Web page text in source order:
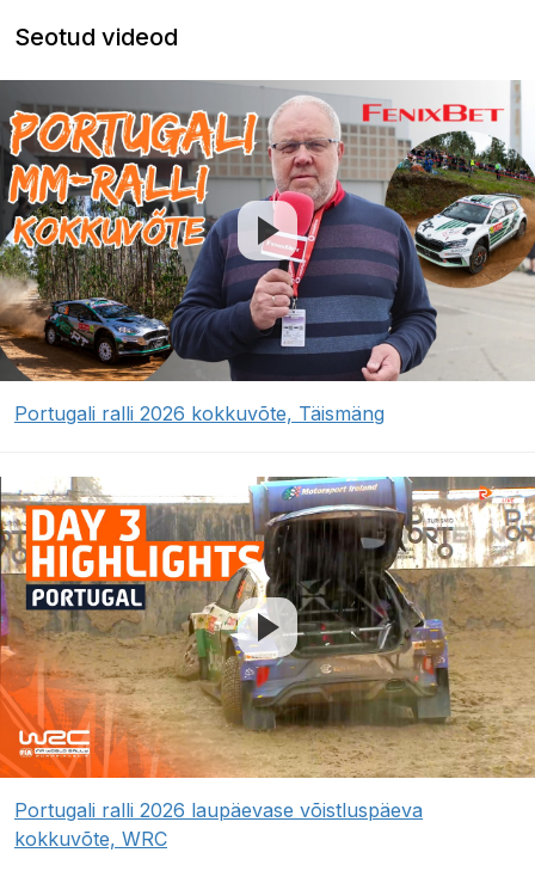
Seotud videod
Portugali ralli 2026 kokkuvõte, Täismäng
Portugali ralli 2026 laupäevase võistluspäeva
kokkuvõte, WRC